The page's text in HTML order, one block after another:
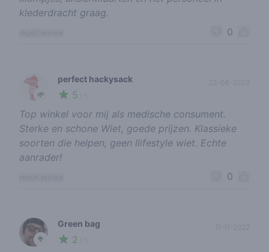
klederdracht graag.
0
🌱
perfect hackysack
5
23-04-2023
Top winkel voor mij als medische consument.
Sterke en schone Wiet, goede prijzen. Klassieke
soorten die helpen, geen llifestyle wiet. Echte
aanrader!
0
🥦
Green bag
2